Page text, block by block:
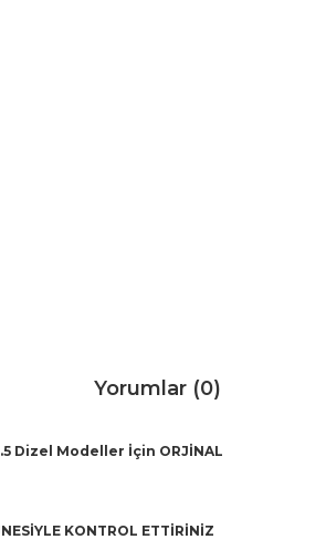
Yorumlar (0)
Dizel Modeller İçin ORJİNAL
KONTROL ETTİRİNİZ